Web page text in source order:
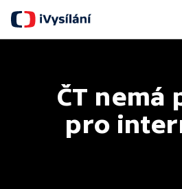
ČT nemá
pro